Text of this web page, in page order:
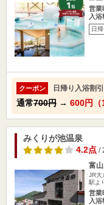
営
入
日帰
クーポン 日帰り入浴割引
通常700円 → 600円（
みくりが池温泉
4.2点/
富
JR大
駅よ
営業
入浴